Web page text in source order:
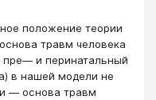
положение теории
травм человека
и перинатальный
в нашей модели не
― основа травм